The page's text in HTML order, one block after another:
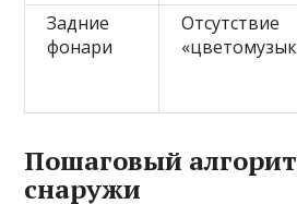
Задние
фонари
Отсутствие
Пошаговый
снаружи